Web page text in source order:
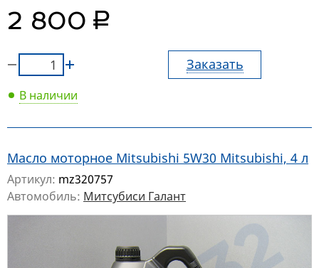
2 800 руб.
Заказать
В наличии
Масло моторное Mitsubishi 5W30 Mitsubishi, 4 л
Артикул: mz320757
Автомобиль: Митсубиси Галант